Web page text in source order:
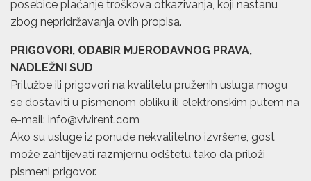
posebice plaćanje troškova otkazivanja, koji nastanu
zbog nepridržavanja ovih propisa.
PRIGOVORI, ODABIR MJERODAVNOG PRAVA,
NADLEŽNI SUD
Pritužbe ili prigovori na kvalitetu pruženih usluga mogu
se dostaviti u pismenom obliku ili elektronskim putem na
e-mail: info@vivirent.com
Ako su usluge iz ponude nekvalitetno izvršene, gost
može zahtijevati razmjernu odštetu tako da priloži
pismeni prigovor.